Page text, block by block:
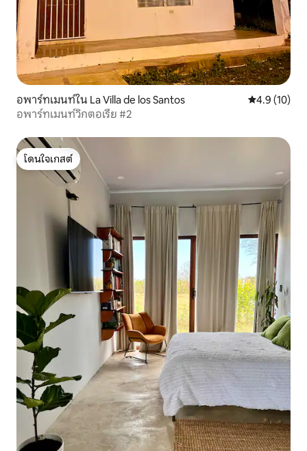
อพาร์ทเมนท์ใน La Villa de los Santos คะแนนเฉลี่ย
4.9 (10)
อพาร์ทเมนท์วิกตอเรีย #2
โดนใจเกสต์
โดนใจเกสต์